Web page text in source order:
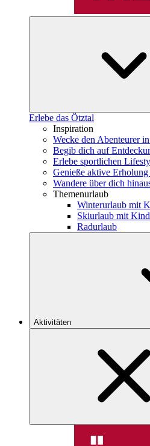
Erlebe das Ötztal
Inspiration
Wecke den Abenteurer
Begib dich auf
Erlebe sportlichen
Genieße aktive
Wandere über dich
Themenurlaub
Winterurlaub mit
Skiurlaub mit
Radurlaub
Aktivitäten